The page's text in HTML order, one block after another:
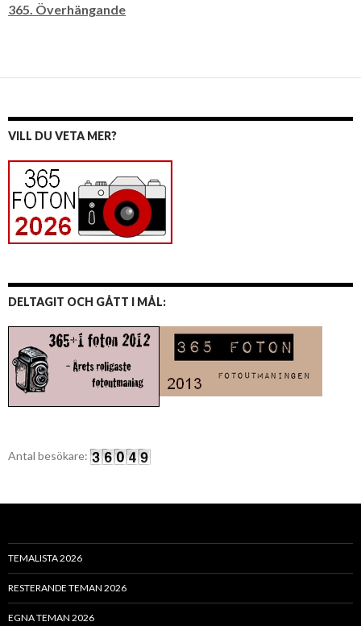
365. Överhängande
VILL DU VETA MER?
DELTAGIT OCH GÅTT I MÅL:
Antal besökare:
TEMALISTA 2026
RESTERANDE TEMAN 2026
EGNA TEMAN 2026